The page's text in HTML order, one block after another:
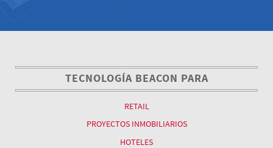
TECNOLOGÍA BEACON PARA
RETAIL
PROYECTOS INMOBILIARIOS
HOTELES